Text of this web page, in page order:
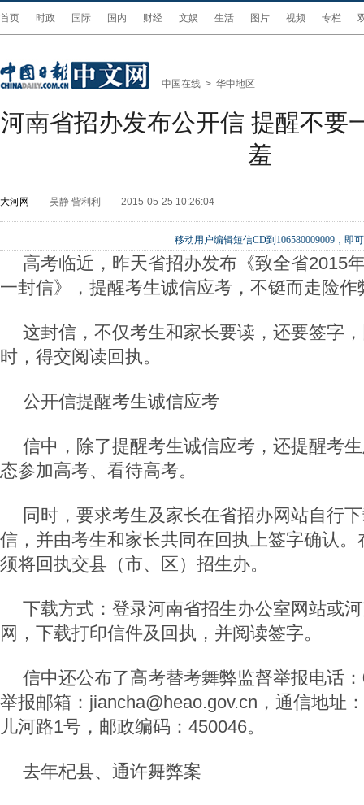
首页 时政 国际 国内 财经 文娱 生活 图片 视频 专栏
中国在线 > 华中地区
河南省招办发布公开信 提醒不要
羞
大河网 吴静 訾利利 2015-05-25 10:26:04
移动用户编辑短信CD到106580009009，即
高考临近，昨天省招办发布《致全省2015
一封信》，提醒考生诚信应考，不铤而走险作
这封信，不仅考生和家长要读，还要签字
时，得交阅读回执。
公开信提醒考生诚信应考
信中，除了提醒考生诚信应考，还提醒考
态参加高考、看待高考。
同时，要求考生及家长在省招办网站自行
信，并由考生和家长共同在回执上签字确认
须将回执交县（市、区）招生办。
下载方式：登录河南省招生办公室网站或
网，下载打印信件及回执，并阅读签字。
信中还公布了高考替考舞弊监督举报电话
举报邮箱：jiancha@heao.gov.cn，通信地址
儿河路1号，邮政编码：450046。
去年杞县、通许舞弊案